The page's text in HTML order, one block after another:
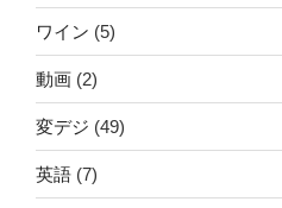
ワイン (5)
動画 (2)
変デジ (49)
英語 (7)